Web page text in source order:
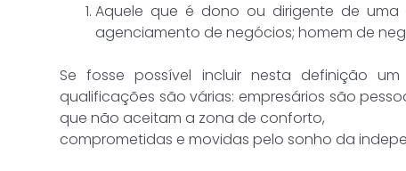
Aquele que é dono ou dirigente de
agenciamento de negócios; homem de
Se fosse possível incluir nesta definição
qualificações são várias: empresários são
que não aceitam a zona de conforto,
comprometidas e movidas pelo sonho da